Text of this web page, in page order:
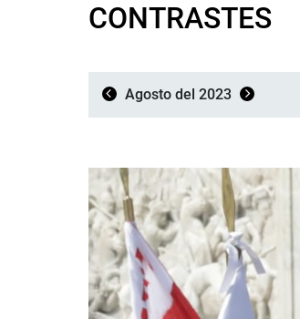
CONTRASTES
Agosto del 2023